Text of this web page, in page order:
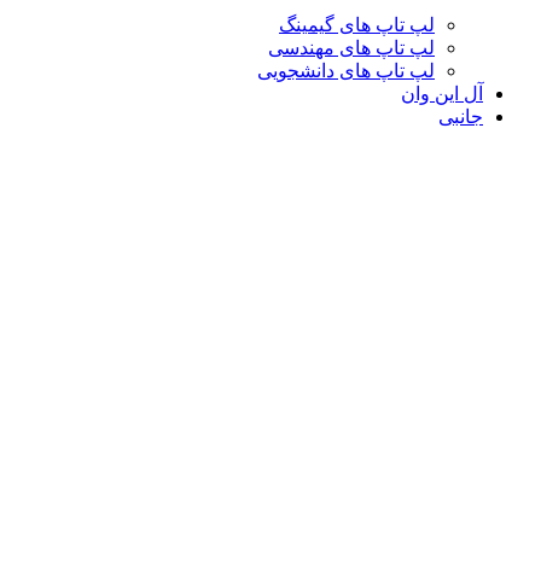
لپ تاپ های گیمینگ
لپ تاپ های مهندسی
لپ تاپ های دانشجویی
آل این وان
جانبی